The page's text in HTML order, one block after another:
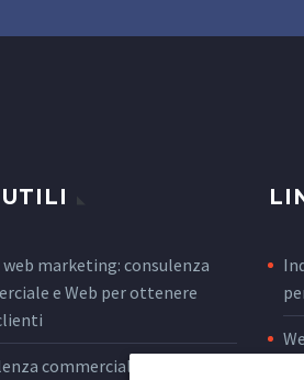
web marketing: consulenza
e Web per ottenere
commerciale e di